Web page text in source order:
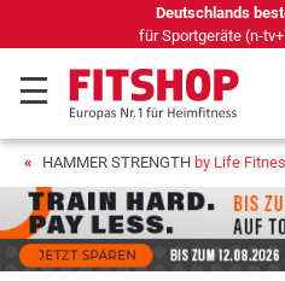
Seit 42 Jahren Ihr
HAMMER STRENGTH by Life